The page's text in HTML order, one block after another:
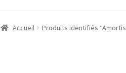
Accueil Produits identifiés